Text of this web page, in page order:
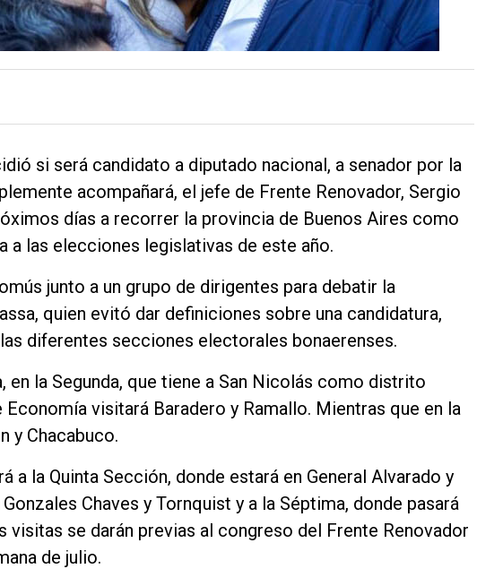
si será candidato a diputado nacional, a senador por la
acompañará, el jefe de Frente Renovador, Sergio
días a recorrer la provincia de Buenos Aires como
a las elecciones legislativas de este año.
junto a un grupo de dirigentes para debatir la
quien evitó dar definiciones sobre una candidatura,
diferentes secciones electorales bonaerenses.
en la Segunda, que tiene a San Nicolás como distrito
visitará Baradero y Ramallo. Mientras que en la
y Chacabuco.
a la Quinta Sección, donde estará en General Alvarado y
Chaves y Tornquist y a la Séptima, donde pasará
visitas se darán previas al congreso del Frente Renovador
de julio.